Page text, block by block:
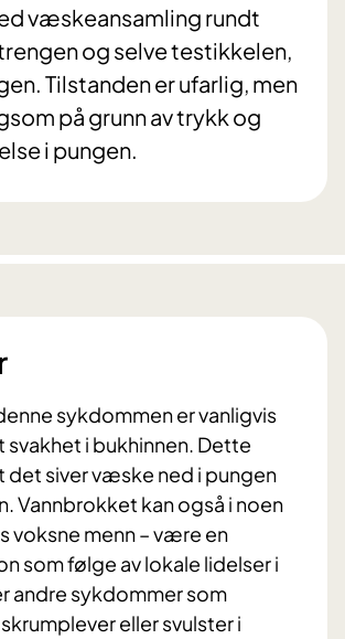
væskeansamling rundt
og selve testikkelen,
Tilstanden er ufarlig, men
på grunn av trykk og
i pungen.
sykdommen er vanligvis
i bukhinnen. Dette
det siver væske ned i pungen
Vannbrokket kan også i noen
voksne menn – være en
som følge av lokale lidelser i
andre sykdommer som
eller svulster i